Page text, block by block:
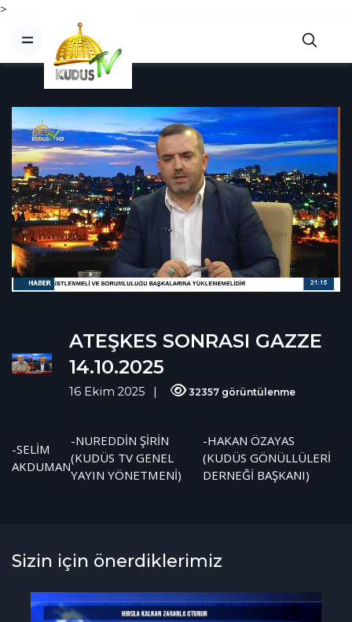
>
ATEŞKES SONRASI GAZZE
14.10.2025
16 Ekim 2025 32357 görüntülenme
-SELİM
AKDUMAN
-NUREDDİN ŞİRİN
(KUDÜS TV GENEL
YAYIN YÖNETMENİ)
-HAKAN ÖZAYAS
(KUDÜS GÖNÜLLÜLERİ
DERNEĞİ BAŞKANI)
Sizin için önerdiklerimiz